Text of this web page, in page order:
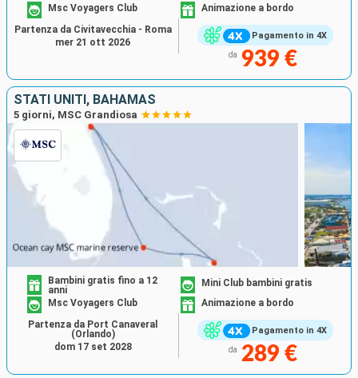
Pagamento in 4X
Msc Voyagers Club
Animazione a bordo
da 939 €
Partenza da Civitavecchia - Roma
mer 21 ott 2026
STATI UNITI, BAHAMAS
5 giorni, MSC Grandiosa
Pagamento in 4X
Bambini gratis fino a 12
anni
Mini Club bambini gratis
Msc Voyagers Club
Animazione a bordo
da 289 €
Partenza da Port Canaveral
(Orlando)
dom 17 set 2028